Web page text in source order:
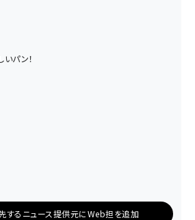
パン！
するニュース提供元にWeb担を追加